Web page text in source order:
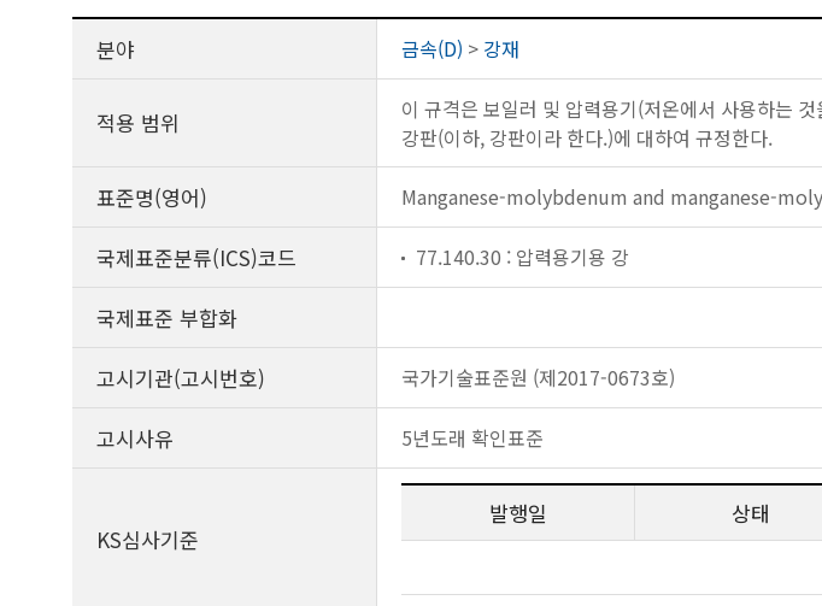
분야 금속(D) > 강재
적용 범위
이 규격은 보일러 및 압력용기(저온에서 사용하는
강판(이하, 강판이라 한다.)에 대하여 규정한다.
표준명(영어) Manganese-molybdenum and manganese-
국제표준분류(ICS)코드 77.140.30 : 압력용기용 강
국제표준 부합화
고시기관(고시번호)
국가기술표준원 (제2017-0673호)
고시사유 5년도래 확인표준
KS심사기준
발행일 상태